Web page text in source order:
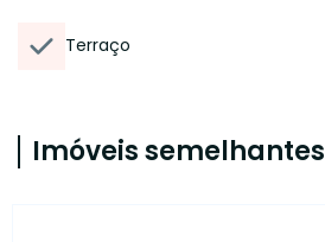
Terraço
Imóveis semelhantes